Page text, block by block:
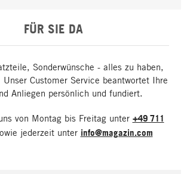
FÜR SIE DA
Sonderwünsche - alles zu haben,
Customer Service beantwortet Ihre
Anliegen persönlich und fundiert.
von Montag bis Freitag unter +49 711
jederzeit unter info@magazin.com